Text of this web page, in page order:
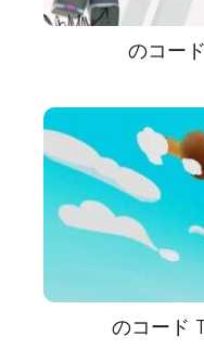
のコー
のコード